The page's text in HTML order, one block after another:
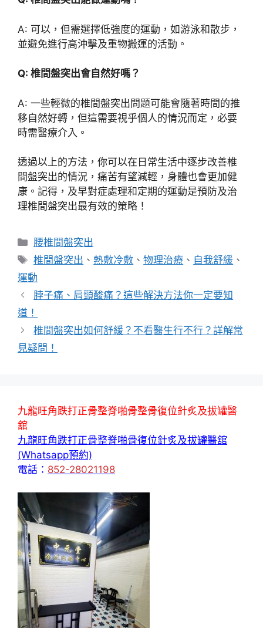
A: 可以，但需選擇低強度的運動，如游泳和散步，
並避免進行高沖擊及重物搬運的活動。
Q: 椎間盤突出會自然好嗎？
A: 一些輕微的椎間盤突出問題可能會隨著時間的推
移自然好轉，但這需要視乎個人的情況而定，必要
時需醫療介入。
透過以上的方法，你可以在日常生活中逐步改善椎
間盤突出的情況，痛苦有望減輕，身體也會更加健
康。記得，及早對症處理和定期的運動是預防及治
理椎間盤突出最有效的策略！
分
類
腰椎間盤突出
標
籤
椎間盤突出 、 熱敷冷敷 、物理治療 、 自我舒緩 、
運動
脖子痛、肩頸酸痛？這些解決方法你一定要知
道！
椎間盤突出如何舒緩？不看醫生行不行？詳解常
見疑問！
九龍旺角跌打正骨整脊啪骨整骨復位針炙及拔罐醫
舘
九龍旺角跌打正骨整脊啪骨復位針炙及拔罐醫舘
(Whatsapp預約)
電話： 852-28021198